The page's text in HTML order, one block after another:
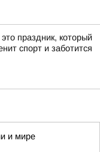
праздник, который
спорт и заботится
и мире